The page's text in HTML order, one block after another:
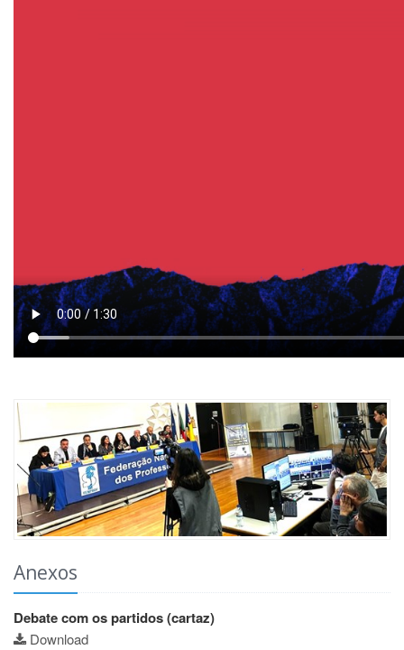
Anexos
Debate com os partidos (cartaz)
Download